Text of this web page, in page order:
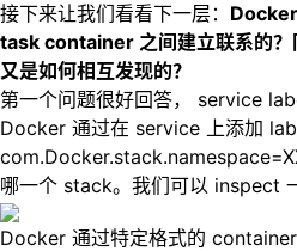
接下来让我们看看下一层：
task container 之间建立联系的
又是如何相互发现的？
第一个问题很好回答， service
Docker 通过在 service 上添加
哪一个 stack。我们可以 inspect
Docker 通过特定格式的